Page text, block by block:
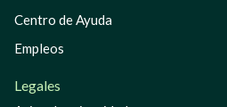
Centro de Ayuda
Empleos
Legales